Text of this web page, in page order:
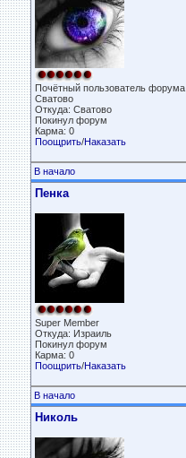
Почётный пользователь форума
Сватово
Откуда: Сватово
Покинул форум
Карма: 0
Поощрить/Наказать
В начало
Пенка
Super Member
Откуда: Израиль
Покинул форум
Карма: 0
Поощрить/Наказать
В начало
Николь